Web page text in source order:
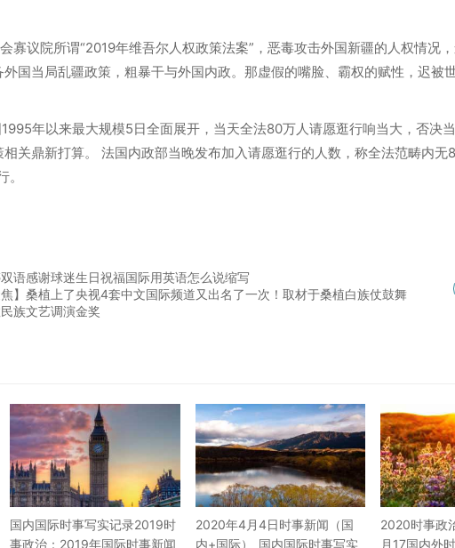
议院所谓“2019年维吾尔人权政策法案”，恶毒攻击外国新疆的人权情况
国当局乱疆政策，粗暴干与外国内政。那虚假的嘴脸、霸权的赋性，迟被
年以来最大规模5日全面展开，当天全法80万人请愿逛行响当大，否决
关鼎新打算。 法国内政部当晚发布加入请愿逛行的人数，称全法范畴内无
语感谢球迷生日祝福国际用英语怎么说缩写
】桑植上了央视4套中文国际频道又出名了一次！取材于桑植白族仗鼓舞
族文艺调演金奖
国内国际时事写实记录2019时
事政治：2019年国际时事新闻
2020年4月4日时事新闻（国
内+国际）_国内国际时事写实
2020时事政
月17国内外